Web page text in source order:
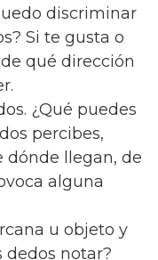
discriminar
Si te gusta o
qué dirección
¿Qué puedes
percibes,
dónde llegan, de
alguna
u objeto y
dedos notar?